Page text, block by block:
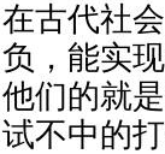
在古代社
负，能实
他们的就
试不中的